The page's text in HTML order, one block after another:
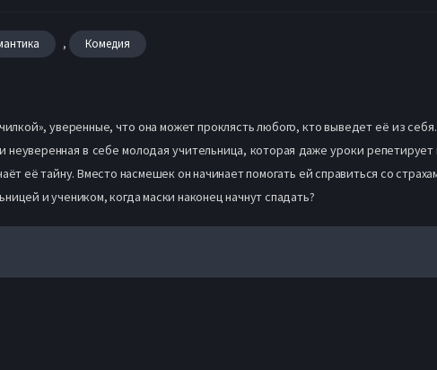
, Комедия
уверенные, что она может проклясть любого, кто выведет её из
в себе молодая учительница, которая даже уроки
её тайну. Вместо насмешек он начинает помогать ей справиться со
и учеником, когда маски наконец начнут спадать?